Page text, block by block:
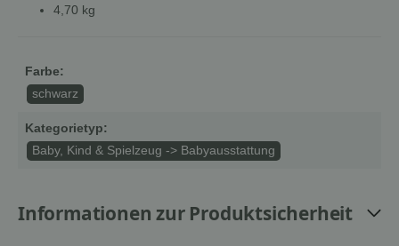
4,70 kg
Farbe:
schwarz
Kategorietyp:
Baby, Kind & Spielzeug -> Babyausstattung
Informationen zur Produktsicherheit